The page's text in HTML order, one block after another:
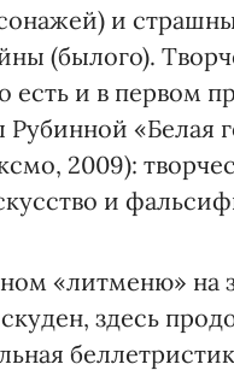
и
(былого).
есть и в первом
«Белая
2009):
и
«литменю» на
здесь